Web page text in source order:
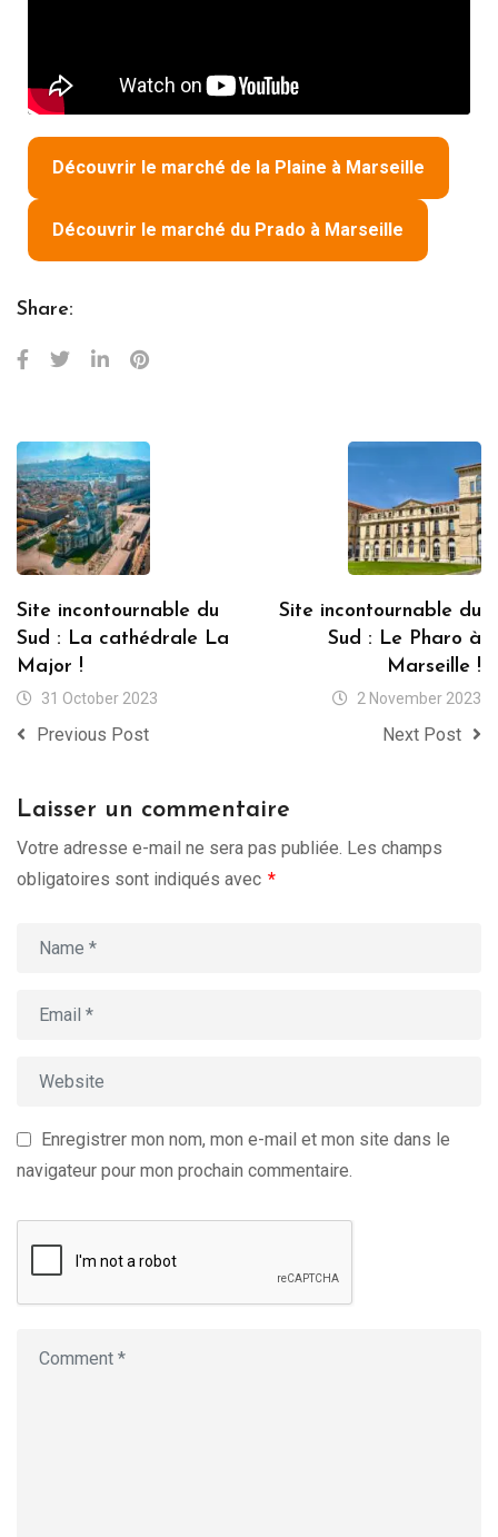
Découvrir le marché de la Plaine à Marseille
Découvrir le marché du Prado à Marseille
Share:
Site incontournable du
Sud : La cathédrale La
Major !
31 October 2023
Previous Post
Site incontournable du
Sud : Le Pharo à
Marseille !
2 November 2023
Next Post
Laisser un commentaire
Votre adresse e-mail ne sera pas publiée. Les champs
obligatoires sont indiqués avec *
Enregistrer mon nom, mon e-mail et mon site dans le
navigateur pour mon prochain commentaire.